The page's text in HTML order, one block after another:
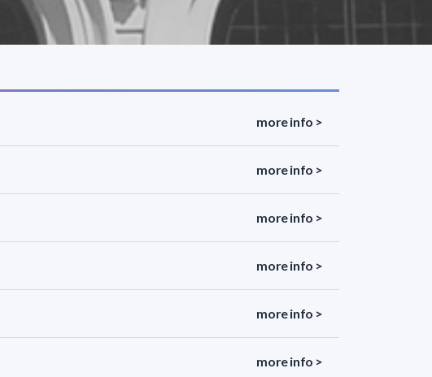
more info >
more info >
more info >
more info >
more info >
more info >